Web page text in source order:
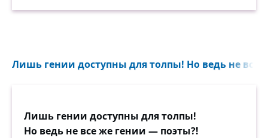
Лишь гении доступны для толпы! Но ведь не все
Лишь гении доступны для толпы!
Но ведь не все же гении — поэты?!